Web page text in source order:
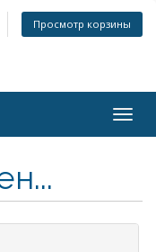
Просмотр корзины